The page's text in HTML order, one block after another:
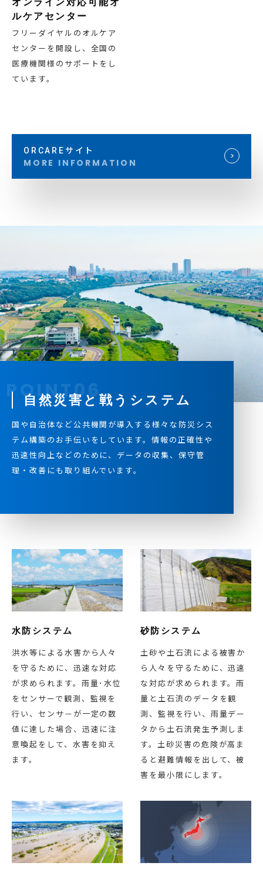
オンライン対応可能オ
ルケアセンター
フリーダイヤルのオルケア
センターを開設し、全国の
医療機関様のサポートをし
ています。
ORCAREサイト
自然災害と戦うシステム
国や自治体など公共機関が導入する様々な防災シス
テム構築のお手伝いをしています。情報の正確性や
迅速性向上などのために、データの収集、保守管
理・改善にも取り組んでいます。
水防システム
洪水等による水害から人々
を守るために、迅速な対応
が求められます。雨量･水位
をセンサーで観測、監視を
行い、センサ－が一定の数
値に達した場合、迅速に注
意喚起をして、水害を抑え
ます。
砂防システム
土砂や土石流による被害か
ら人々を守るために、迅速
な対応が求められます。雨
量と土石流のデータを観
測、監視を行い、雨量デー
タから土石流発生予測しま
す。土砂災害の危険が高ま
ると避難情報を出して、被
害を最小限にします。